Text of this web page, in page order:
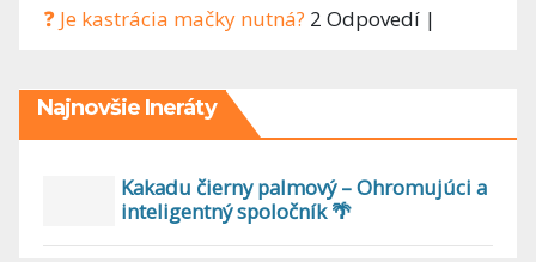
❓ Je kastrácia mačky nutná? 2 Odpovedí |
Najnovšie Ineráty
Kakadu čierny palmový – Ohromujúci a
inteligentný spoločník 🌴